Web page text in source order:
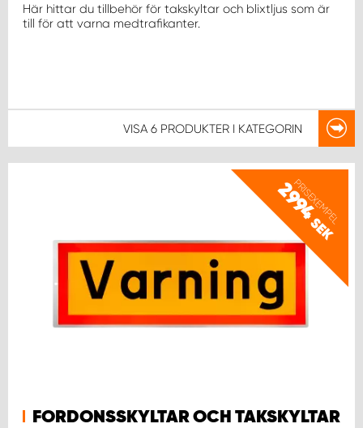
Här hittar du tillbehör för takskyltar och blixtljus som är
till för att varna medtrafikanter.
VISA 6 PRODUKTER I KATEGORIN
PRISEXEMPEL
2994
SEK
FORDONSSKYLTAR OCH TAKSKYLTAR